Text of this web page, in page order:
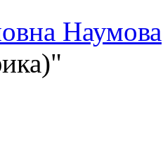
Наумова